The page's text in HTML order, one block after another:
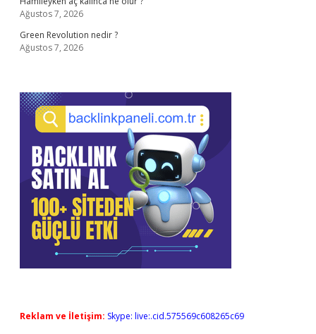
Ağustos 7, 2026
Green Revolution nedir ?
Ağustos 7, 2026
Reklam ve İletişim: Skype: live:.cid.575569c608265c69